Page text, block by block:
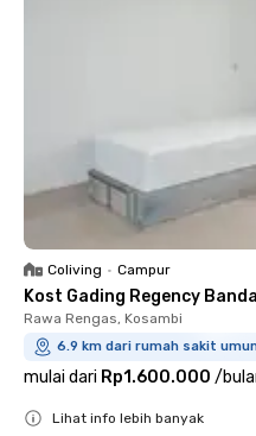
Coliving • Campur
Kost Gading Regency
Rawa Rengas, Kosambi
6.9 km dari rumah sakit
mulai dari Rp1.600.000 /
Lihat info lebih banyak